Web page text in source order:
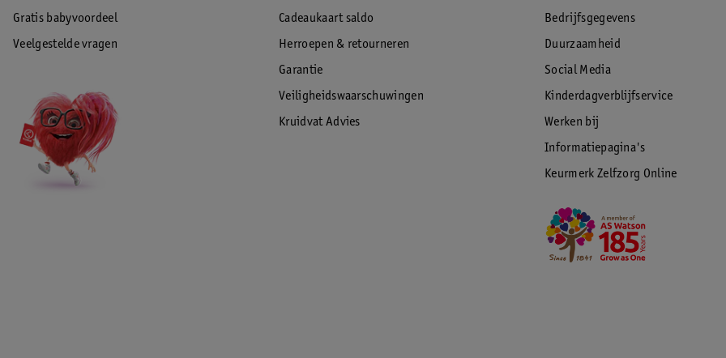
Gratis babyvoordeel
Veelgestelde vragen
Cadeaukaart saldo
Herroepen & retourneren
Garantie
Veiligheidswaarschuwingen
Kruidvat Advies
Bedrijfsgegevens
Duurzaamheid
Social Media
Kinderdagverblijfservice
Werken bij
Informatiepagina's
Keurmerk Zelfzorg Online